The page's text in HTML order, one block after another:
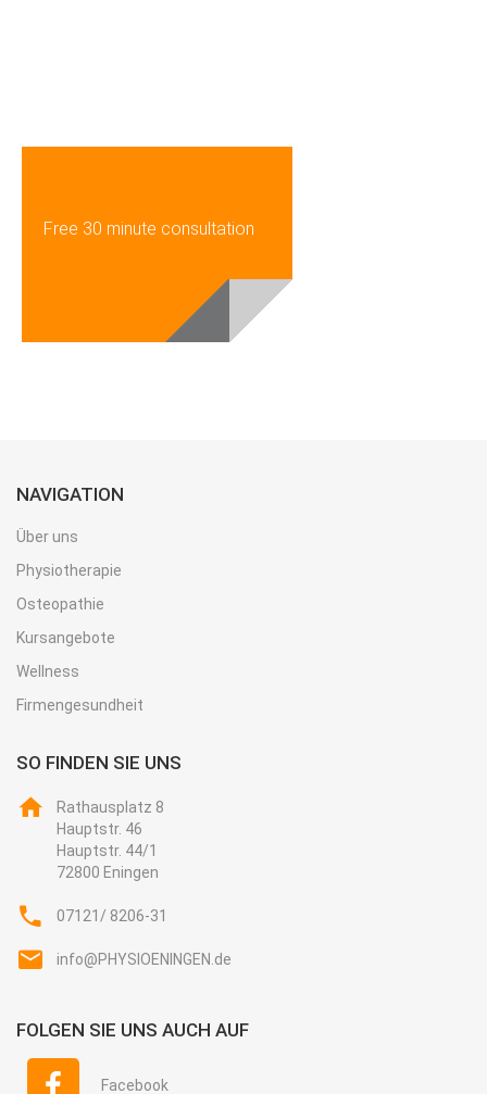
Free 30 minute consultation
NAVIGATION
Über uns
Physiotherapie
Osteopathie
Kursangebote
Wellness
Firmengesundheit
SO FINDEN SIE UNS
Rathausplatz 8
Hauptstr. 46
Hauptstr. 44/1
72800 Eningen
07121/ 8206-31
info@PHYSIOENINGEN.de
FOLGEN SIE UNS AUCH AUF
Facebook